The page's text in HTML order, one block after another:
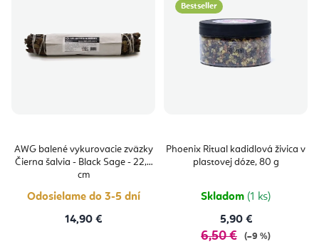
AWG balené vykurovacie zväzky
Čierna šalvia - Black Sage - 22,5
cm
Odosielame do 3-5 dní
14,90 €
Bestseller
Phoenix Ritual kadidlová živica v
plastovej dóze, 80 g
Skladom (1 ks)
5,90 €
6,50 € (–9 %)